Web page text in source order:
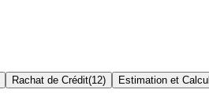
Rachat de Crédit(12) Estimation et Calcul